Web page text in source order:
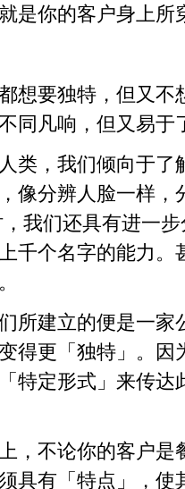
你的客户身上所
要独特，但又不
同凡响，但又易于
，我们倾向于了
像分辨人脸一样
我们还具有进一
千个名字的能力
建立的便是一家
得更「独特」。
特定形式」来传
不论你的客户是
具有「特点」，